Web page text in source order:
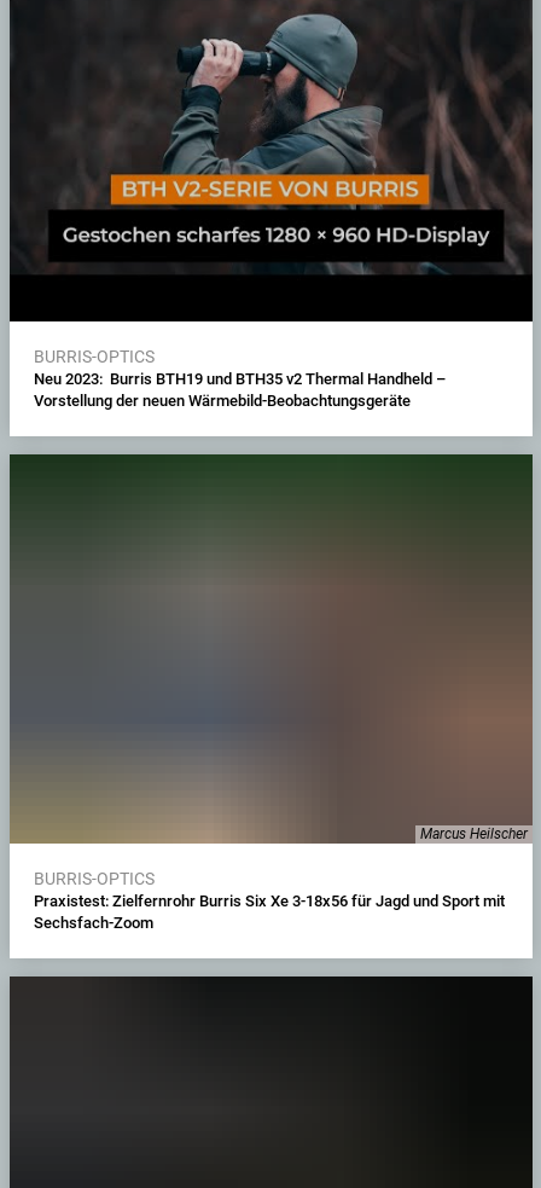
BURRIS-OPTICS
Neu 2023: Burris BTH19 und BTH35 v2 Thermal Handheld –
Vorstellung der neuen Wärmebild-Beobachtungsgeräte
Marcus Heilscher
BURRIS-OPTICS
Praxistest: Zielfernrohr Burris Six Xe 3-18x56 für Jagd und Sport mit
Sechsfach-Zoom